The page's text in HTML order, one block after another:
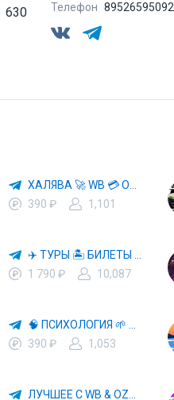
630
Телефон 89526595092
390 ₽
1,101
1 790 ₽
10,087
390 ₽
1,053